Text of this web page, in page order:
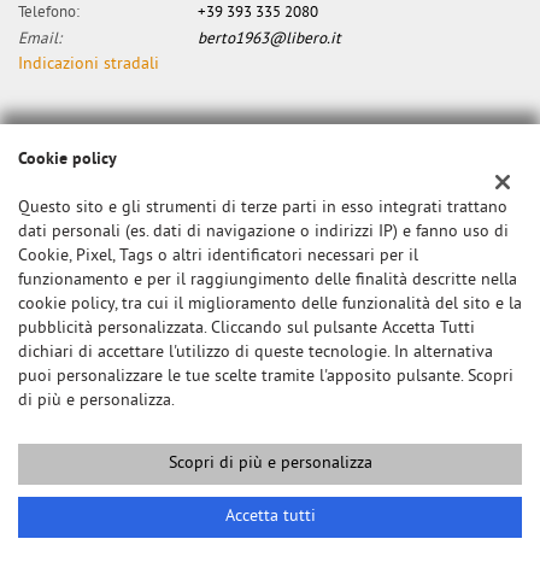
Telefono:
+39 393 335 2080
Email:
berto1963@libero.it
Indicazioni stradali
Dati fiscali:
Via dei Marinoni, 34, Cigognola (PV)
C.F/P.IVA:0000
Registro delle imprese: PV
Copyright © 2026 GestionaleAuto.com S.r.l., Tutti i diritti riservati -
Leggi l'informativa sulla privacy-Cookie Policy
GestionaleAuto.com
Cookie policy
Questo sito e gli strumenti di terze parti in esso integrati trattano
dati personali (es. dati di navigazione o indirizzi IP) e fanno uso di
Cookie, Pixel, Tags o altri identificatori necessari per il
funzionamento e per il raggiungimento delle finalità descritte nella
cookie policy, tra cui il miglioramento delle funzionalità del sito e la
pubblicità personalizzata. Cliccando sul pulsante Accetta Tutti
dichiari di accettare l'utilizzo di queste tecnologie. In alternativa
puoi personalizzare le tue scelte tramite l'apposito pulsante. Scopri
di più e personalizza.
Scopri di più e personalizza
Accetta tutti